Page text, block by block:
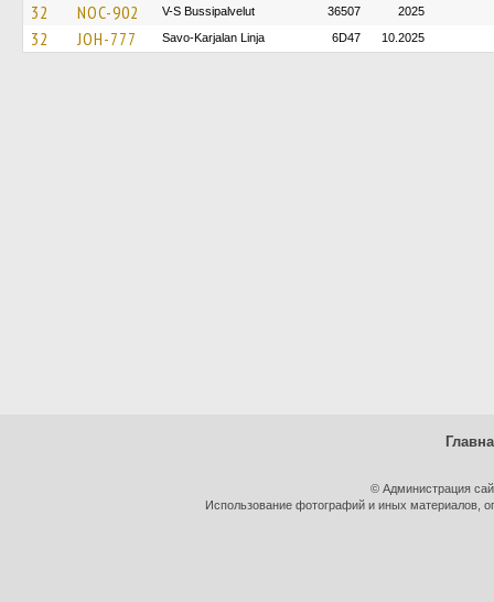
32 NOC-902 V-S Bussipalvelut 36507 2025
32 JOH-777 Savo-Karjalan Linja 6D47 10.2025
© Администрация
Использование фотографий и иных материалов,